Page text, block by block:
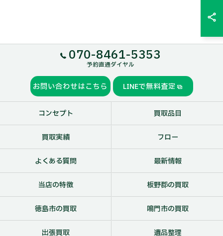
070-8461-5353
予約直通ダイヤル
お問い合わせはこちら LINEで無料査定
コンセプト 買取品目
買取実績 フロー
よくある質問 最新情報
当店の特徴 板野郡の買取
徳島市の買取 鳴門市の買取
出張買取 遺品整理